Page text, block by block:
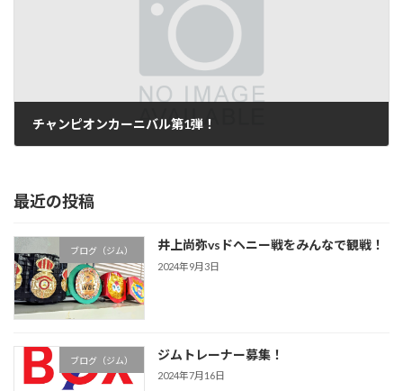
チャンピオンカーニバル第1弾！
最近の投稿
ブログ（ジム） 井上尚弥vsドヘニー戦をみんなで観戦！
2024年9月3日
ブログ（ジム） ジムトレーナー募集！
2024年7月16日